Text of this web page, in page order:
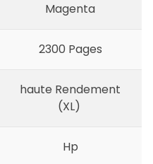
Magenta
2300 Pages
haute Rendement
(XL)
Hp